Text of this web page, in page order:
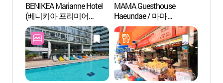
BENIKEA Marianne Hotel
(베니키아 프리미어
마리안느호텔)
MAMA Guesthouse
Haeundae / 마마
게스트하우스 해운대점